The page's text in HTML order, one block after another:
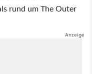
rund um The Outer